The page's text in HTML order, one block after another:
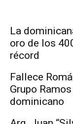
La
oro de los
récord
Fallece
Grupo
dominicano